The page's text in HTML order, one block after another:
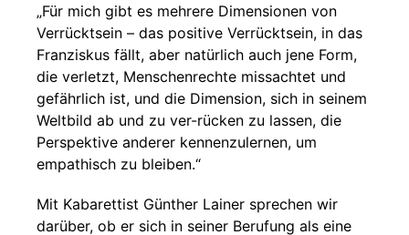
„Für mich gibt es mehrere Dimensionen von
Verrücktsein – das positive Verrücktsein, in das
Franziskus fällt, aber natürlich auch jene Form,
die verletzt, Menschenrechte missachtet und
gefährlich ist, und die Dimension, sich in seinem
Weltbild ab und zu ver-rücken zu lassen, die
Perspektive anderer kennenzulernen, um
empathisch zu bleiben.“
Mit Kabarettist Günther Lainer sprechen wir
darüber, ob er sich in seiner Berufung als eine